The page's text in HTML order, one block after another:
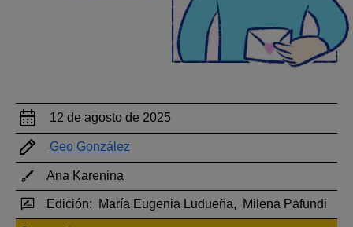
12 de agosto de 2025
Geo González
Ana Karenina
Edición: María Eugenia Ludueña, Milena Pafundi